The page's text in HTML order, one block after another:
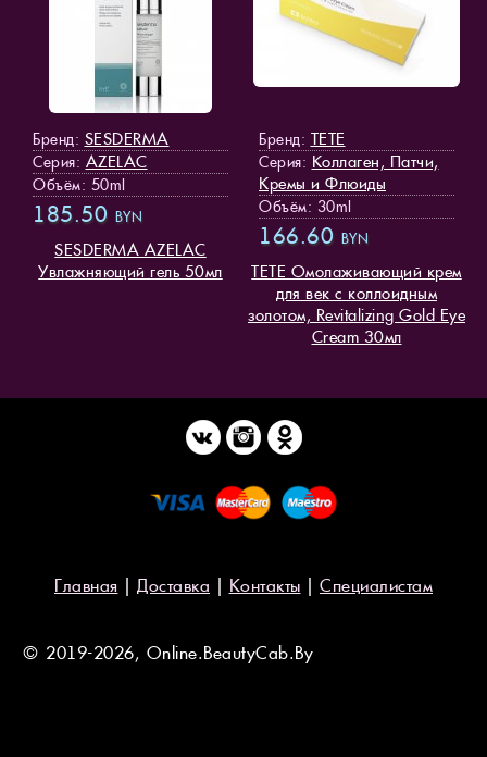
Бренд: SESDERMA
Серия: AZELAC
Объём: 50ml
185.50 BYN
SESDERMA AZELAC
Увлажняющий гель 50мл
Бренд: TETE
Серия: Коллаген, Патчи,
Кремы и Флюиды
Объём: 30ml
166.60 BYN
TETE Омолаживающий крем
для век с коллоидным
золотом, Revitalizing Gold Eye
Cream 30мл
Главная | Доставка | Контакты | Специалистам
© 2019-2026, Online.BeautyCab.By